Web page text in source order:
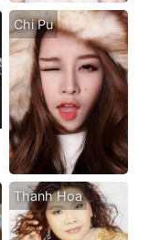
Chi Pu
Thanh Hoa